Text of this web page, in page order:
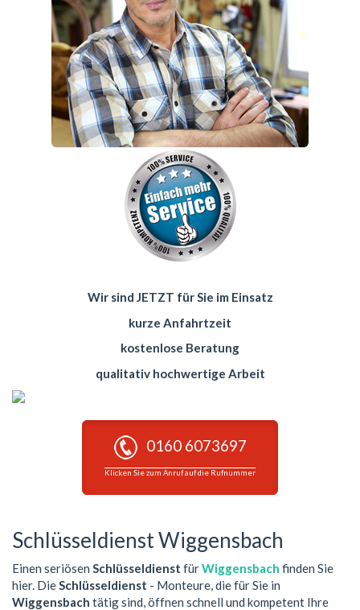
Wir sind JETZT für Sie im Einsatz
kurze Anfahrtzeit
kostenlose Beratung
qualitativ hochwertige Arbeit
0160 6073697
Klicken Sie zum Anruf auf die Rufnummer
Schlüsseldienst Wiggensbach
Einen seriösen Schlüsseldienst fürWiggensbach finden Sie
hier. DieSchlüsseldienst - Monteure, die für Sie in
Wiggensbach tätig sind, öffnen schnell und kompetent Ihre